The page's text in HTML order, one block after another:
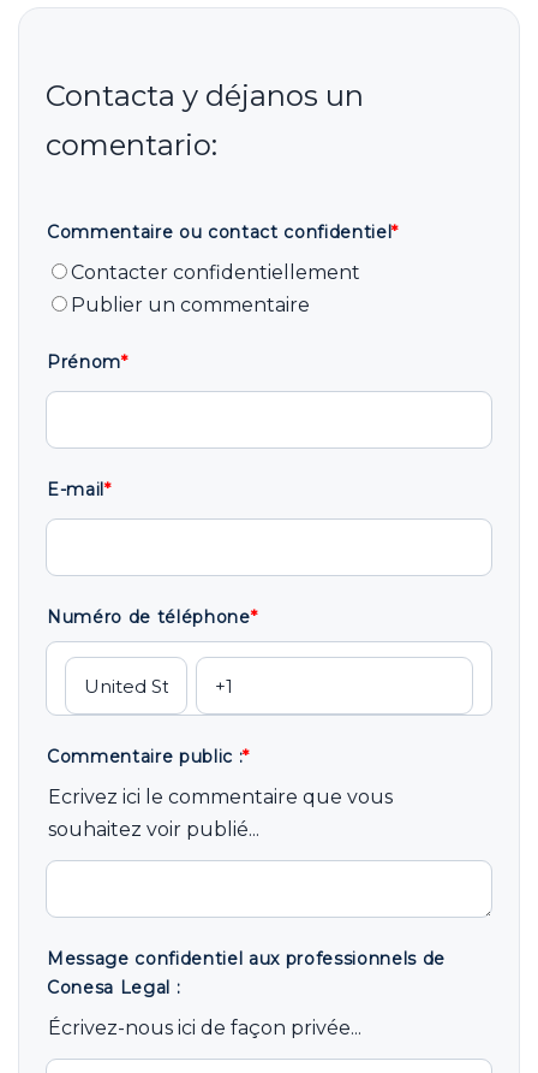
Commentaire ou contact confidentiel*
Contacter confidentiellement
Publier un commentaire
Prénom*
E-mail*
Numéro de téléphone*
Commentaire public :*
Ecrivez ici le commentaire que vous
souhaitez voir publié...
Message confidentiel aux professionnels de
Conesa Legal :
Écrivez-nous ici de façon privée...